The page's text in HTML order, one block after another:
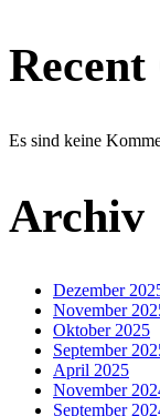
Recent
Es sind keine
Archiv
Dezember
November
Oktober 2025
September
April 2025
November
September